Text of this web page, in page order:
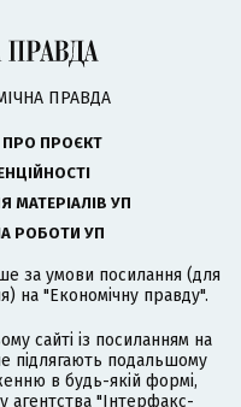
ПРАВДА
ПРО ПРОЄКТ
МАТЕРІАЛІВ УП
РОБОТИ УП
за умови посилання (для
на "Економічну правду".
сайті із посиланням на
підлягають подальшому
в будь-якій формі,
агентства "Інтерфакс-